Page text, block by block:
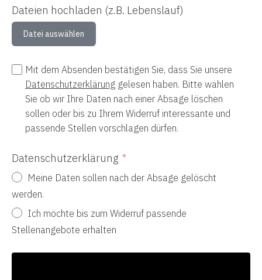
Dateien hochladen (z.B. Lebenslauf)
Datei auswählen
Mit dem Absenden bestätigen Sie, dass Sie unsere
Datenschutzerklärung gelesen haben. Bitte wählen
Sie ob wir Ihre Daten nach einer Absage löschen
sollen oder bis zu Ihrem Widerruf interessante und
passende Stellen vorschlagen dürfen.
Datenschutzerklärung
Meine Daten sollen nach der Absage gelöscht
werden.
Ich möchte bis zum Widerruf passende
Stellenangebote erhalten